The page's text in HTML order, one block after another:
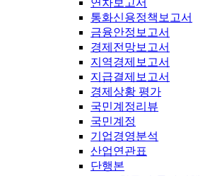
연차보고서
통화신용정책보고서
금융안정보고서
경제전망보고서
지역경제보고서
지급결제보고서
경제상황 평가
국민계정리뷰
국민계정
기업경영분석
산업연관표
단행본